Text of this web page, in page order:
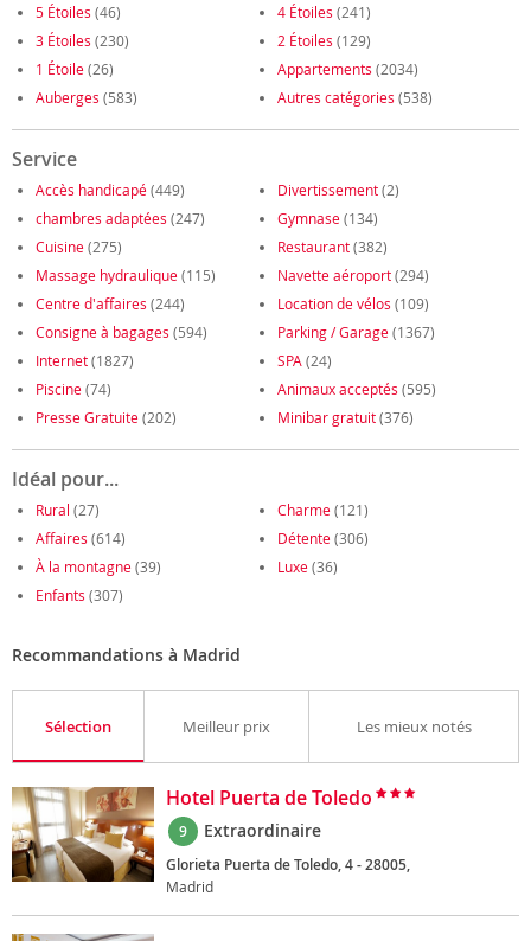
5 Étoiles (46) 4 Étoiles (241)
3 Étoiles (230) 2 Étoiles (129)
1 Étoile(26) Appartements (2034)
Auberges (583) Autres catégories (538)
Service
Accès handicapé(449) Divertissement(2)
chambres adaptées (247) Gymnase(134)
Cuisine(275) Restaurant(382)
Massage hydraulique(115) Navette aéroport(294)
Centre d'affaires (244) Location de vélos (109)
Consigne à bagages (594) Parking / Garage(1367)
Internet(1827) SPA (24)
Piscine(74) Animaux acceptés (595)
Presse Gratuite(202) Minibar gratuit(376)
Idéal pour...
Rural (27) Charme(121)
Affaires (614) Détente(306)
À la montagne(39) Luxe(36)
Enfants (307)
Recommandations à Madrid
Sélection Meilleur prix Les mieux notés
Hotel Puerta de Toledo
9 Extraordinaire
Glorieta Puerta de Toledo, 4 - 28005,
Madrid